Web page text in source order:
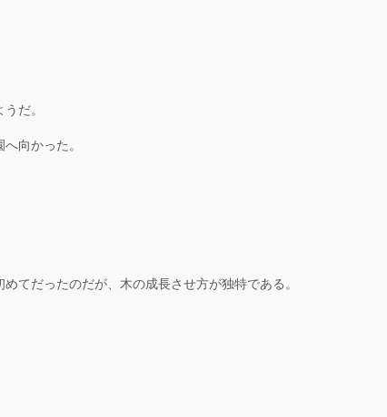
だ。
向かった。
てだったのだが、木の成長させ方が独特である。